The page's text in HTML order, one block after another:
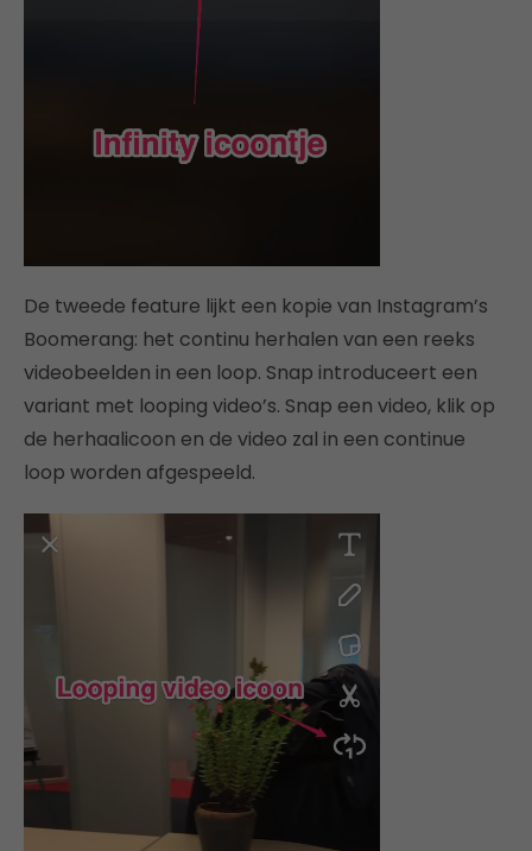
De tweede feature lijkt een kopie van Instagram’s
Boomerang: het continu herhalen van een reeks
videobeelden in een loop. Snap introduceert een
variant met looping video’s. Snap een video, klik op
de herhaalicoon en de video zal in een continue
loop worden afgespeeld.